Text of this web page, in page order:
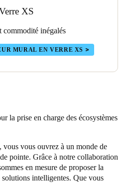
XS
commodité inégalés
MURAL EN VERRE XS
la prise en charge des écosystèmes
vous ouvrez à un monde de
pointe. Grâce à notre collaboration
en mesure de proposer la
intelligentes. Que vous